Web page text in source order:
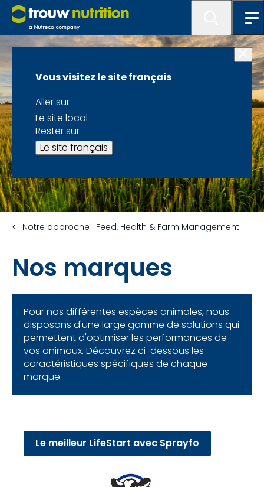
Vous visitez le site français
Aller sur
Le site local
Rester sur
Le site français
Notre approche : Feed, Health & Farm Management
Nos marques
Pour nos différentes espèces animales, nous
disposons d'une large gamme de solutions qui
permettent d'optimiser les performances de
vos animaux. Découvrez ci-dessous les
caractéristiques spécifiques de chaque
marque.
Le meilleur LifeStart avec Sprayfo